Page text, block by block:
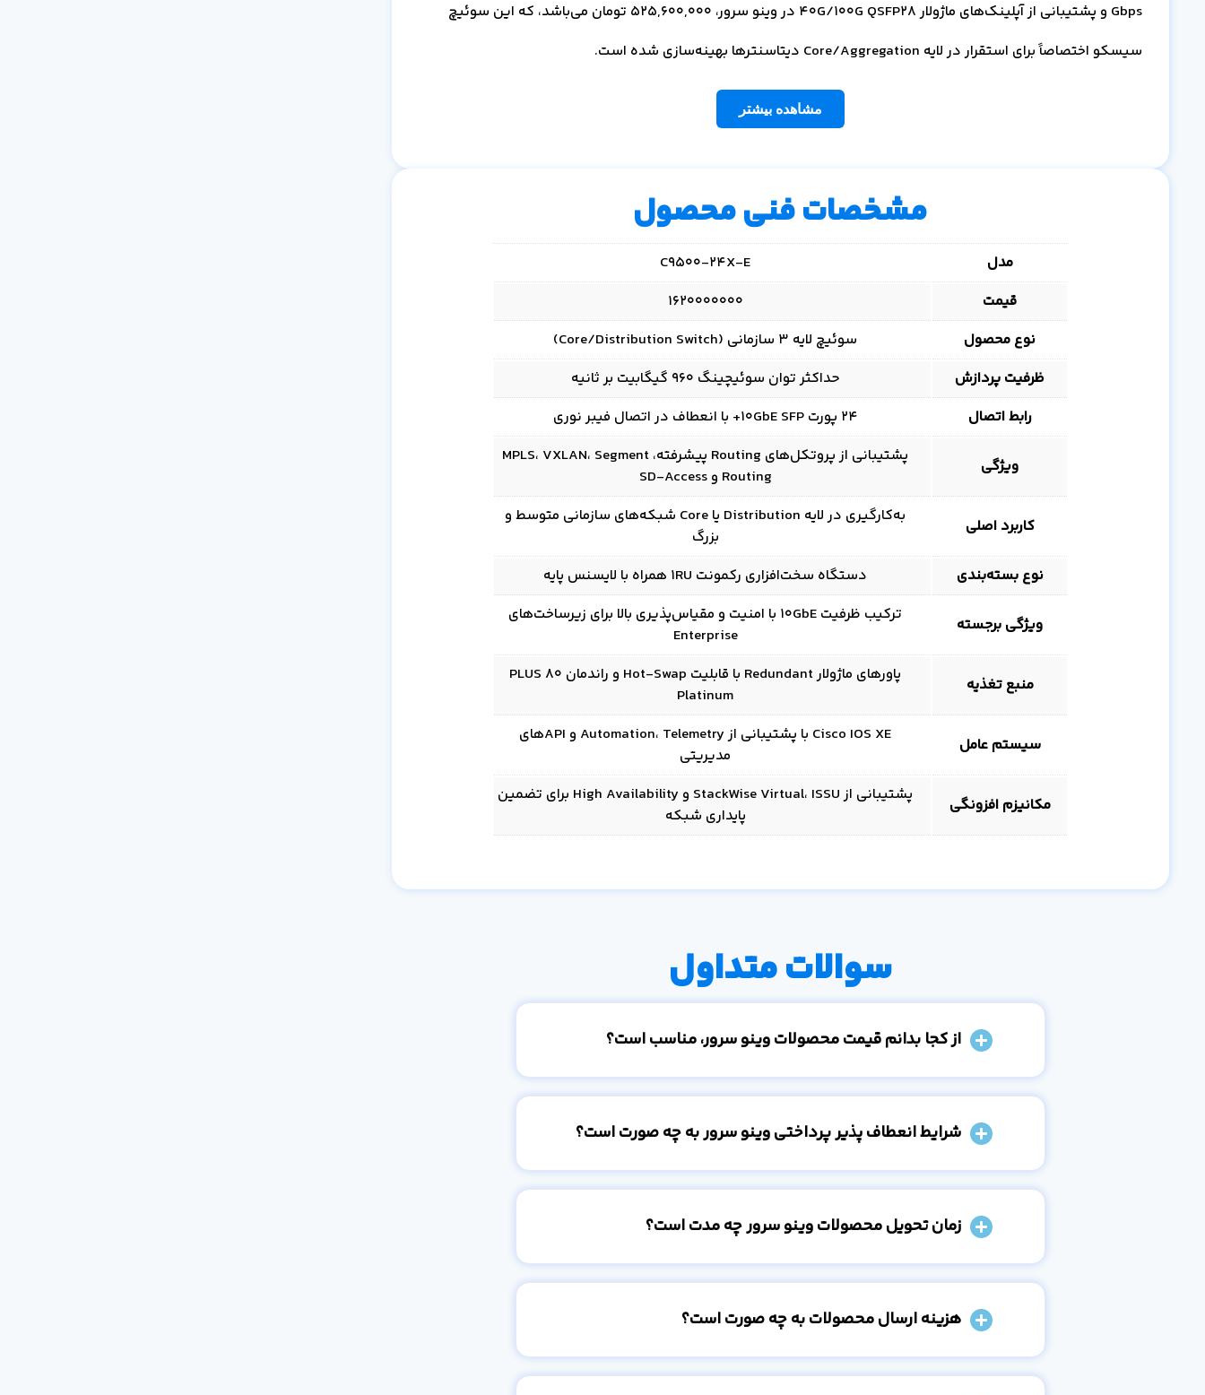
Gbps و پشتیبانی از آپلینک‌های ماژولار 40G/100G QSFP28 در وینو سرور،
525,600,000 تومان می‌باشد، که این سوئیچ
سیسکو اختصاصاً برای استقرار در لایه Core/Aggregation دیتاسنترها بهینه‌سازی شده است.
مشاهده بیشتر
مشخصات فنی محصول
مدل
C9500-24X-E
قیمت
1620000000
نوع محصول
سوئیچ لایه 3 سازمانی (Core/Distribution Switch)
ظرفیت پردازش
حداکثر توان سوئیچینگ 960 گیگابیت بر ثانیه
رابط اتصال
24 پورت 10GbE SFP+ با انعطاف در اتصال فیبر نوری
ویژگی
پشتیبانی از پروتکل‌های Routing پیشرفته، MPLS، VXLAN، Segment
Routing و SD-Access
کاربرد اصلی
به‌کارگیری در لایه Distribution یا Core شبکه‌های سازمانی متوسط و
بزرگ
نوع بسته‌بندی
دستگاه سخت‌افزاری رکمونت 1RU همراه با لایسنس پایه
ویژگی برجسته
ترکیب ظرفیت 10GbE با امنیت و مقیاس‌پذیری بالا برای زیرساخت‌های
Enterprise
منبع تغذیه
پاورهای ماژولار Redundant با قابلیت Hot-Swap و راندمان 80 PLUS
Platinum
سیستم عامل
Cisco IOS XE با پشتیبانی از Automation، Telemetry و APIهای
مدیریتی
مکانیزم افزونگی
پشتیبانی از StackWise Virtual، ISSU و High Availability برای تضمین
پایداری شبکه
سوالات متداول
از کجا بدانم قیمت محصولات وینو سرور، مناسب است؟
شرایط انعطاف پذیر پرداختی وینو سرور به چه صورت است؟
زمان تحویل محصولات وینو سرور چه مدت است؟
هزینه ارسال محصولات به چه صورت است؟